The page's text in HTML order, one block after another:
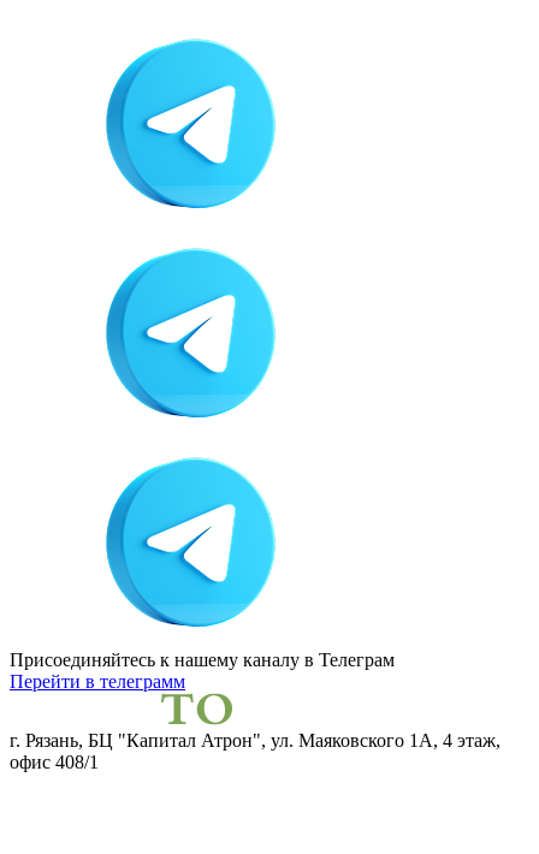
Присоединяйтесь к нашему каналу в Телеграм
Перейти в телеграмм
г. Рязань, БЦ "Капитал Атрон", ул. Маяковского 1А, 4 этаж,
офис 408/1